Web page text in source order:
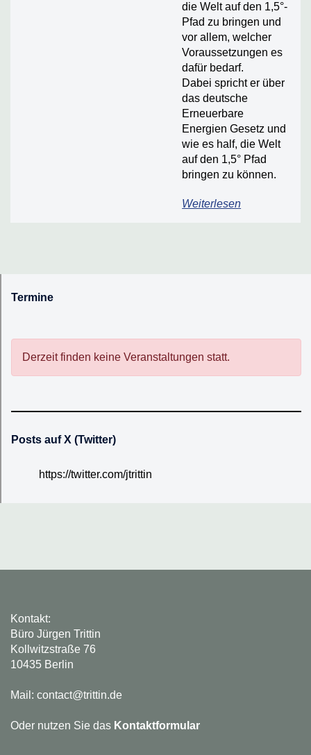
die Welt auf den 1,5°-
Pfad zu bringen und
vor allem, welcher
Voraussetzungen es
dafür bedarf.
Dabei spricht er über
das deutsche
Erneuerbare
Energien Gesetz und
wie es half, die Welt
auf den 1,5° Pfad
bringen zu können.
Weiterlesen
Termine
Derzeit finden keine Veranstaltungen statt.
Posts auf X (Twitter)
https://twitter.com/jtrittin
Kontakt:
Büro Jürgen Trittin
Kollwitzstraße 76
10435 Berlin
Mail: contact@trittin.de
Oder nutzen Sie das Kontaktformular